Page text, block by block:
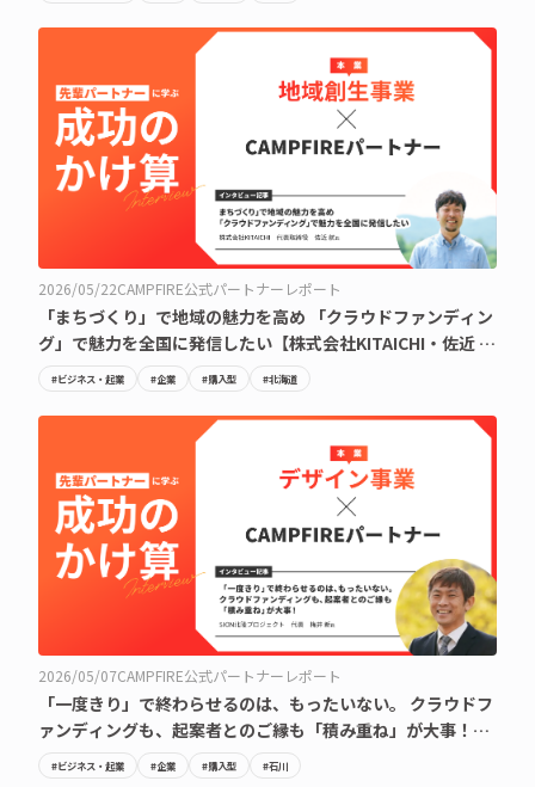
2026/05/22CAMPFIRE公式パートナーレポート
「まちづくり」で地域の魅力を高め 「クラウドファンディン
グ」で魅力を全国に発信したい【株式会社KITAICHI・佐近 航
氏】
#ビジネス・起業 #企業 #購入型 #北海道
2026/05/07CAMPFIRE公式パートナーレポート
「一度きり」で終わらせるのは、もったいない。 クラウドフ
ァンディングも、起案者とのご縁も「積み重ね」が大事！
【SION北陸project・梅井 新氏】
#ビジネス・起業 #企業 #購入型 #石川